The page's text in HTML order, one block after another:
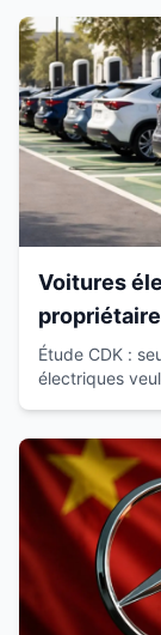
Voitures
thermique
Étude CDK :
électriques